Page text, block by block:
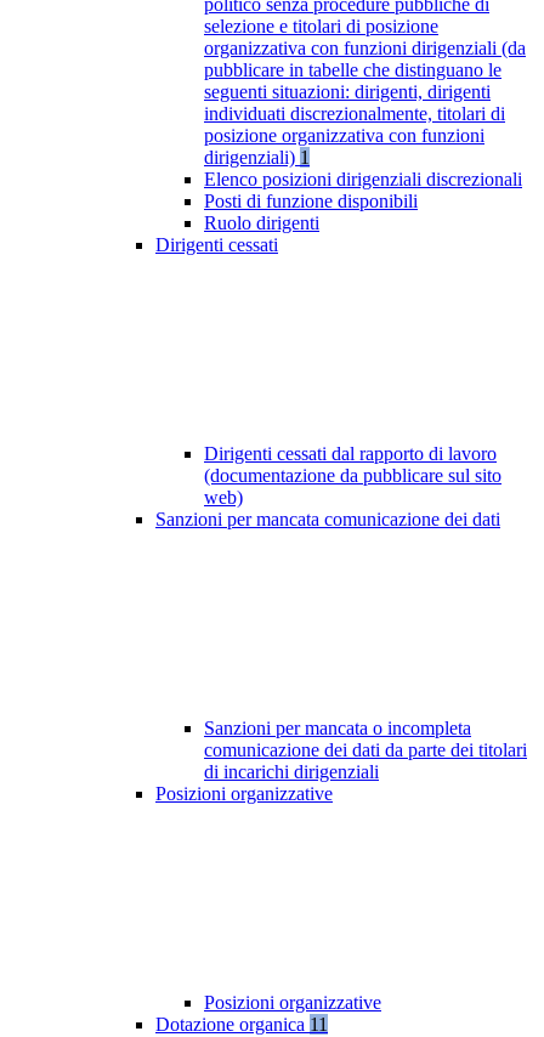
politico senza procedure pubbliche di
selezione e titolari di posizione
organizzativa con funzioni dirigenziali (da
pubblicare in tabelle che distinguano le
seguenti situazioni: dirigenti, dirigenti
individuati discrezionalmente, titolari di
posizione organizzativa con funzioni
dirigenziali) 1
Elenco posizioni dirigenziali discrezionali
Posti di funzione disponibili
Ruolo dirigenti
Dirigenti cessati
Dirigenti cessati dal rapporto di lavoro
(documentazione da pubblicare sul sito
web)
Sanzioni per mancata comunicazione dei dati
Sanzioni per mancata o incompleta
comunicazione dei dati da parte dei titolari
di incarichi dirigenziali
Posizioni organizzative
Posizioni organizzative
Dotazione organica 11